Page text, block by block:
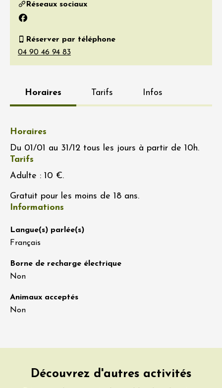
Réseaux sociaux
Facebook
Réserver par téléphone
Horaires Tarifs Infos
Horaires
Du 01/01 au 31/12 tous les jours à partir de 10h.
Tarifs
Adulte : 10 €.
Gratuit pour les moins de 18 ans.
Informations
Langue(s) parlée(s)
Français
Borne de recharge électrique
Non
Animaux acceptés
Non
Découvrez d'autres activités